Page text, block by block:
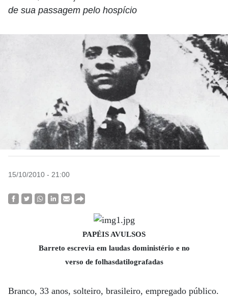
de sua passagem pelo hospício
15/10/2010 - 21:00
PAPÉIS AVULSOS
Barreto escrevia em laudas doministério e no
verso de folhasdatilografadas
Branco, 33 anos, solteiro, brasileiro, empregado público.